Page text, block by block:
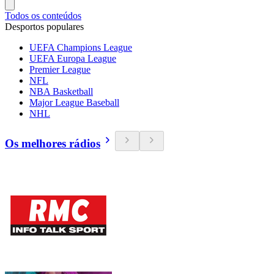
Todos os conteúdos
Desportos populares
UEFA Champions League
UEFA Europa League
Premier League
NFL
NBA Basketball
Major League Baseball
NHL
Os melhores rádios